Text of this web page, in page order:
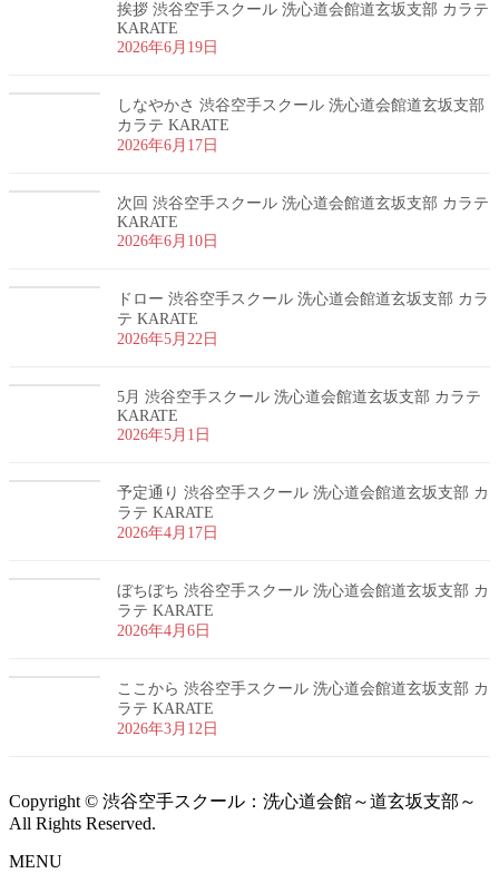
挨拶 渋谷空手スクール 洗心道会館道玄坂支部 カラテ
KARATE
2026年6月19日
しなやかさ 渋谷空手スクール 洗心道会館道玄坂支部
カラテ KARATE
2026年6月17日
次回 渋谷空手スクール 洗心道会館道玄坂支部 カラテ
KARATE
2026年6月10日
ドロー 渋谷空手スクール 洗心道会館道玄坂支部 カラ
テ KARATE
2026年5月22日
5月 渋谷空手スクール 洗心道会館道玄坂支部 カラテ
KARATE
2026年5月1日
予定通り 渋谷空手スクール 洗心道会館道玄坂支部 カ
ラテ KARATE
2026年4月17日
ぼちぼち 渋谷空手スクール 洗心道会館道玄坂支部 カ
ラテ KARATE
2026年4月6日
ここから 渋谷空手スクール 洗心道会館道玄坂支部 カ
ラテ KARATE
2026年3月12日
Copyright © 渋谷空手スクール：洗心道会館～道玄坂支部～
All Rights Reserved.
MENU